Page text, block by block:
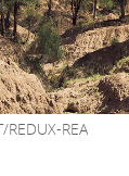
REDUX-REA